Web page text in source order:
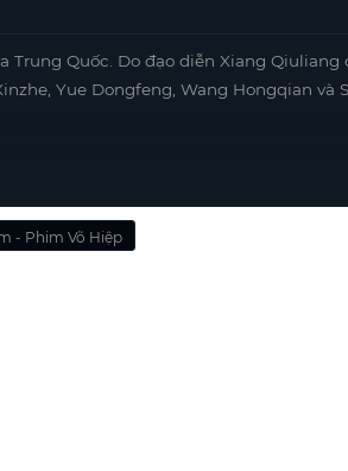
Quốc. Do đạo diễn Xiang Qiuliang
Yue Dongfeng, Wang Hongqian và
- Phim Võ Hiệp